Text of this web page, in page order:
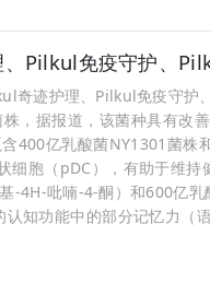
Pilkul免疫守护、
奇迹护理、Pilkul免疫守
，据报道，该菌种具有改
400亿乳酸菌NY1301菌株
细胞（pDC），有助于维
-4H-吡喃-4-酮）和600亿
知功能中的部分记忆力（